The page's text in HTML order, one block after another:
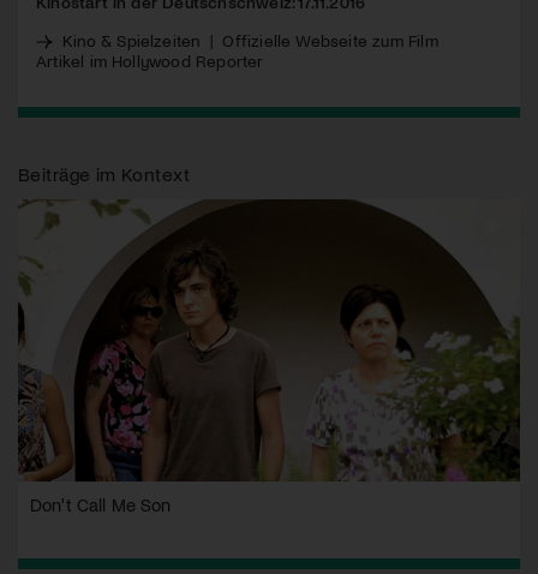
Kino & Spielzeiten | Offizielle Webseite zum Film
Artikel im Hollywood Reporter
Beiträge im Kontext
Don't Call Me Son